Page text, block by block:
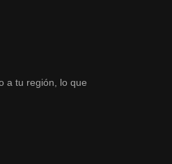
a tu región, lo que